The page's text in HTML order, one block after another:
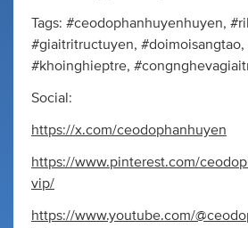
Tags: #ceodophanhuyenhuyen,
#giaitritructuyen,
#khoinghieptre,
Social:
https://x.com/ceodophanhuyen
https://www.pinterest.com/
vip/
https://www.youtube.com/